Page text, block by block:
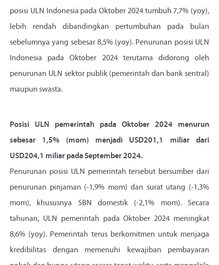
posisi ULN Indonesia pada Oktober 2024 tumbuh 7,7% (yoy),
lebih rendah dibandingkan pertumbuhan pada bulan
sebelumnya yang sebesar 8,5% (yoy). Penurunan posisi ULN
Indonesia pada Oktober 2024 terutama didorong oleh
penurunan ULN sektor publik (pemerintah dan bank sentral)
maupun swasta.
Posisi ULN pemerintah pada Oktober 2024 menurun
sebesar 1,5% (mom) menjadi USD201,1 miliar dari
USD204,1 miliar pada September 2024.
Penurunan posisi ULN pemerintah tersebut bersumber dari
penurunan pinjaman (-1,9% mom) dan surat utang (-1,3%
mom), khususnya SBN domestik (-2,1% mom). Secara
tahunan, ULN pemerintah pada Oktober 2024 meningkat
8,6% (yoy). Pemerintah terus berkomitmen untuk menjaga
kredibilitas dengan memenuhi kewajiban pembayaran